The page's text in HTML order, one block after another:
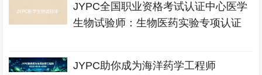
JYPC全国职业资格考试认证中心医学
生物试验师：生物医药实验专项认证
JYPC助你成为海洋药学工程师